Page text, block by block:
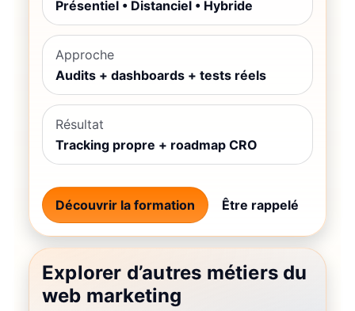
Présentiel • Distanciel • Hybride
Approche
Audits + dashboards + tests réels
Résultat
Tracking propre + roadmap CRO
Découvrir la formation Être rappelé
Explorer d’autres métiers du
web marketing